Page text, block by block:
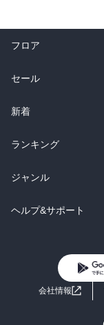
フロア
総合
ラノベ
雑誌・グラビア
BL・TL
セール
総合
ラノベ
雑誌・グラビア
BL・TL
新着
総合
ラノベ
雑誌・グラビア
ランキング
総合
ラノベ
ジャンル
コミック
ライトノベル
ヘルプ&サポート
よくあるご質問
会社情報